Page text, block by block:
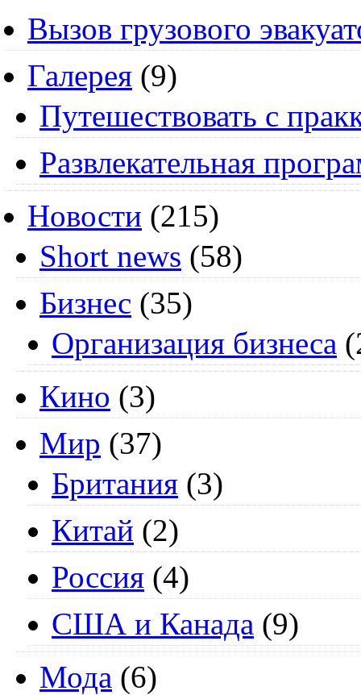
Вызов грузового
Галерея (9)
Путешествовать с
Развлекательная
Новости (215)
Short news (58)
Бизнес (35)
Организация бизнеса
Кино (3)
Мир (37)
Британия (3)
Китай (2)
Россия (4)
США и Канада (9)
Мода (6)